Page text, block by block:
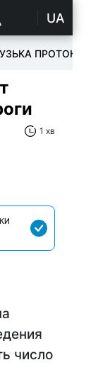
UA
ПРОТОКА
1 хв
число